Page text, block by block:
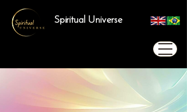
Spiritual Universe